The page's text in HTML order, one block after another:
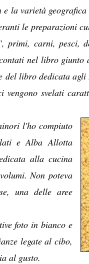
la varietà geografica
le preparazioni
primi, carni, pesci,
nel libro giunto
del libro dedicata
svelati
l'ho compiuto
e Alba Allotta
alla cucina
Non poteva
una delle aree
foto in bianco e
legate al cibo,
al gusto.